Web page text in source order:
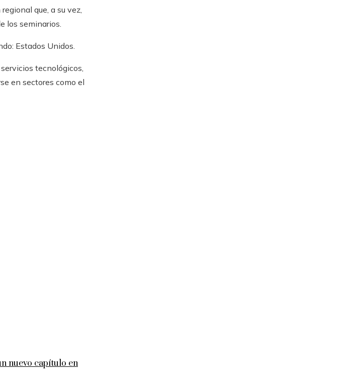
que, a su vez,
los seminarios.
Estados Unidos.
tecnológicos,
en sectores como el
nuevo capítulo en